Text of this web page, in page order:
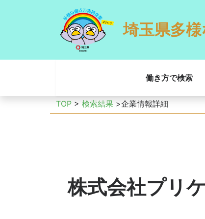
埼玉県多
働き方で検索
TOP > 検索結果 >企業情報詳細
株式会社プリ